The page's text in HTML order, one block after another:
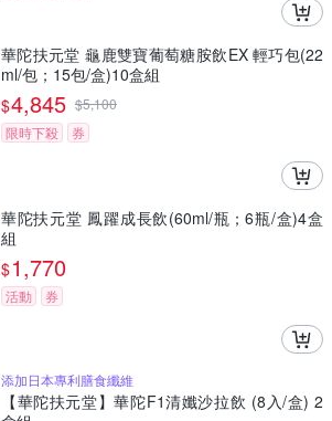
華陀扶元堂 龜鹿雙寶葡萄糖胺飲EX 輕巧包(22
ml/包；15包/盒)10盒組
$4,845 $5,100
限時下殺
券
華陀扶元堂 鳳躍成長飲(60ml/瓶；6瓶/盒)4盒
組
$1,770
活動 券
添加日本專利膳食纖維
【華陀扶元堂】華陀F1清孅沙拉飲 (8入/盒) 2